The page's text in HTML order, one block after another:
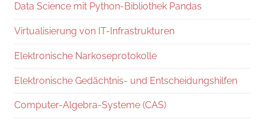
Data Science mit Python-Bibliothek Pandas
Virtualisierung von IT-Infrastrukturen
Elektronische Narkoseprotokolle
Elektronische Gedächtnis- und Entscheidungshilfen
Computer-Algebra-Systeme (CAS)